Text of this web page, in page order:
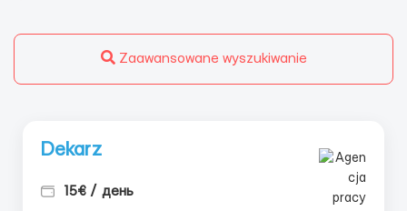
Zaawansowane wyszukiwanie
Dekarz
15€ / день